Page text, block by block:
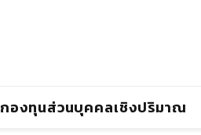
กองทุนส่วนบุคคลเชิงปริมาณ